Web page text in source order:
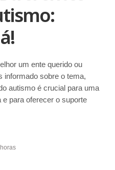
um ente querido ou
informado sobre o tema,
autismo é crucial para uma
para oferecer o suporte